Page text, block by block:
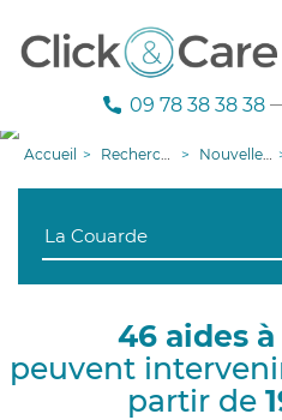
09 78 38 38 38
Accueil Recherche aide à domicile Nouvelle-Aquitaine
46 aides
peuvent
partir de